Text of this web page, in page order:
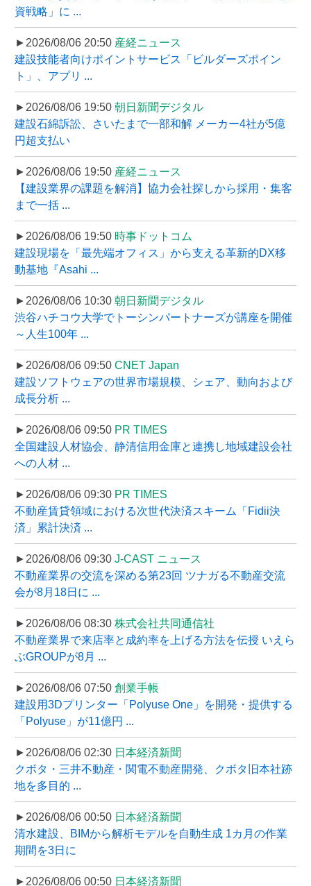
資戦略」に ...
►2026/08/06 20:50 産経ニュース
建設技能者向けポイントサービス「ビルダーズポイン
ト」、アプリ ...
►2026/08/06 19:50 朝日新聞デジタル
建設石綿訴訟、さいたまで一部和解 メーカー4社が5億
円超支払い
►2026/08/06 19:50 産経ニュース
【建設業界の課題を解消】協力会社探しから採用・集客
まで一括 ...
►2026/08/06 19:50 時事ドットコム
建設現場を「最先端オフィス」から支える革新的DX移
動基地『Asahi ...
►2026/08/06 10:30 朝日新聞デジタル
渋谷ハチコウ大学でトーシンパートナーズが講座を開催
～人生100年 ...
►2026/08/06 09:50 CNET Japan
建設ソフトウェアの世界市場規模、シェア、動向および
成長分析 ...
►2026/08/06 09:50 PR TIMES
全国建設人材協会、静清信用金庫と連携し地域建設会社
への人材 ...
►2026/08/06 09:30 PR TIMES
不動産賃貸領域における次世代決済スキーム「Fidii決
済」累計決済 ...
►2026/08/06 09:30 J-CAST ニュース
不動産業界の交流を深める第23回 ツナガる不動産交流
会が8月18日に ...
►2026/08/06 08:30 株式会社共同通信社
不動産業界で来店率と成約率を上げる方法を伝授 いえら
ぶGROUPが8月 ...
►2026/08/06 07:50 創業手帳
建設用3Dプリンター「Polyuse One」を開発・提供する
「Polyuse」が11億円 ...
►2026/08/06 02:30 日本経済新聞
クボタ・三井不動産・関電不動産開発、クボタ旧本社跡
地を多目的 ...
►2026/08/06 00:50 日本経済新聞
清水建設、BIMから解析モデルを自動生成 1カ月の作業
期間を3日に
►2026/08/06 00:50 日本経済新聞